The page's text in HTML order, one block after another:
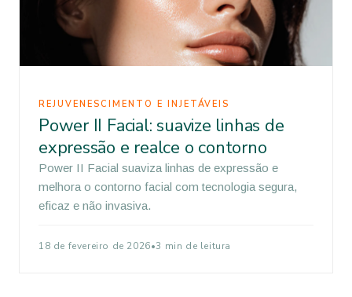
REJUVENESCIMENTO E INJETÁVEIS
Power II Facial: suavize linhas de
expressão e realce o contorno
Power II Facial suaviza linhas de expressão e
melhora o contorno facial com tecnologia segura,
eficaz e não invasiva.
18 de fevereiro de 2026•3 min de leitura